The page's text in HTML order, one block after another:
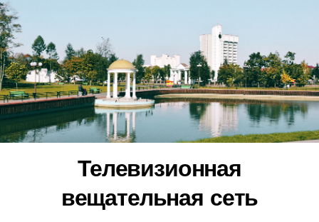
Перейти
к
содержанию
Телевизионная
вещательная сеть